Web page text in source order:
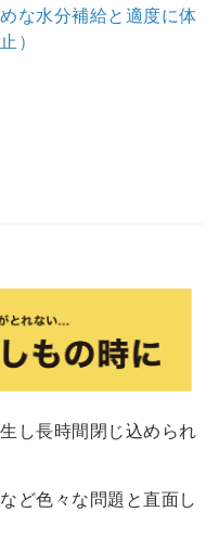
な水分補給と適度に体
）
し長時間閉じ込められ
ど色々な問題と直面し